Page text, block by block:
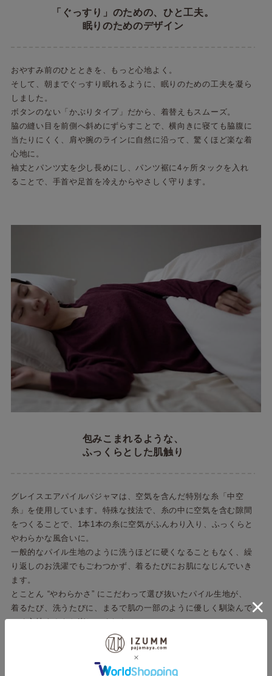
「ぐっすり」のための、ひと工夫。
眠りのためのデザイン
おやすみ前のひとときを、もっと心地よく。
そして、朝までぐっすり眠れるように、眠りのための工夫を凝ら
しました。
ボタンのない「かぶりタイプ」だから、着替えもスムーズ。
脇の縫い目を前側へ斜めにずらすことで、横向きに寝ても脇腹に
当たりにくく、肩や腕のラインに自然に沿って、驚くほど楽な着
心地に。
袖丈とパンツ丈を少し長めにし、パンツ裾に4ヶ所タックを入れ
ることで、手首や足首を冷えからやさしく守ります。
包みこまれるような、
ふっくらとした肌触り
グレイスエアパイルパジャマは、空気を含んだ特別な糸「中空
糸」を使用しています。特殊な技法で、糸の中に空気を含む隙間
をつくることで、1本1本の糸に空気がふんわり入り、ふっくらと
やわらかな風合いに。
一般的なパイル生地のように洗うほどに硬くなることもなく、繰
り返しのお洗濯でもごわつかず、着るたびにお肌になじんでいき
ます。
とことん “やわらかさ” にこだわって選び抜いたパイル生地が、
着るたび、洗うたびに、まるで肌の一部のように優しく馴染んで
いく心地よさをお楽しみください。